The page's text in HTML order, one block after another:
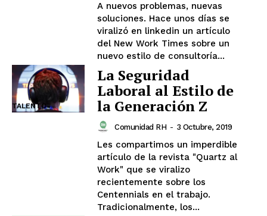
A nuevos problemas, nuevas
soluciones. Hace unos días se
viralizó en linkedin un artículo
del New Work Times sobre un
nuevo estilo de consultoría...
TALENTO
La Seguridad
Laboral al Estilo de
la Generación Z
Comunidad RH - 3 Octubre, 2019
Les compartimos un imperdible
artículo de la revista "Quartz al
Work" que se viralizo
recientemente sobre los
Centennials en el trabajo.
Tradicionalmente, los...